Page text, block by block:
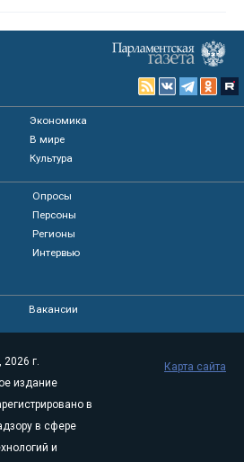
Экономика
В мире
Культура
Опросы
Персоны
Регионы
Интервью
Вакансии
2026 г.
издание
в
в сфере
и
Карта сайта